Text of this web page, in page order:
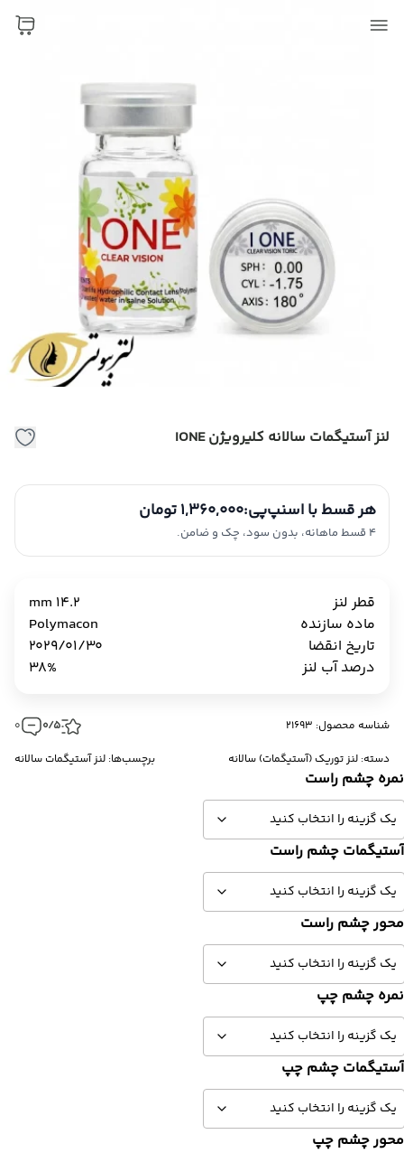
لنز آستیگمات سالانه کلیرویژن IONE
هر قسط با اسنپ‌پی:1,360,000 تومان
4 قسط ماهانه، بدون سود، چک و ضامن.
قطر لنز
14.2 mm
ماده سازنده
Polymacon
تاریخ انقضا
2029/01/30
درصد آب لنز
38%
شناسه محصول: 21693 0/5
0
دسته: لنز توریک (آستیگمات) سالانه برچسب‌ها: لنز آستیگمات سالانه
نمره چشم راست
آستیگمات چشم راست
محور چشم راست
نمره چشم چپ
آستیگمات چشم چپ
محور چشم چپ